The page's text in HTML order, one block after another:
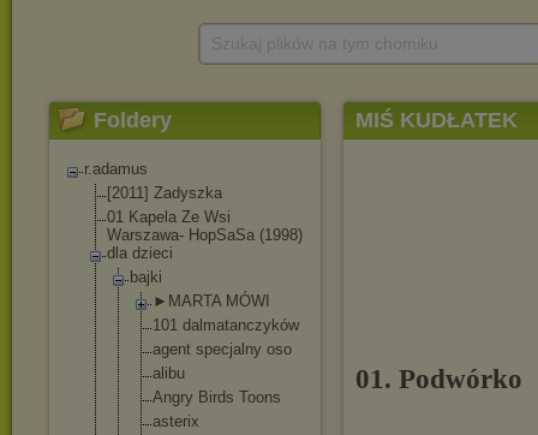
Foldery
r.adamus
[2011] Zadyszka
01 Kapela Ze Wsi
Warszawa- HopSaSa (1998)
dla dzieci
bajki
►MARTA MÓWI
101 dalmatanczyków
agent specjalny oso
alibu
Angry Birds Toons
asterix
MIŚ KUDŁATEK
01. Podwórko